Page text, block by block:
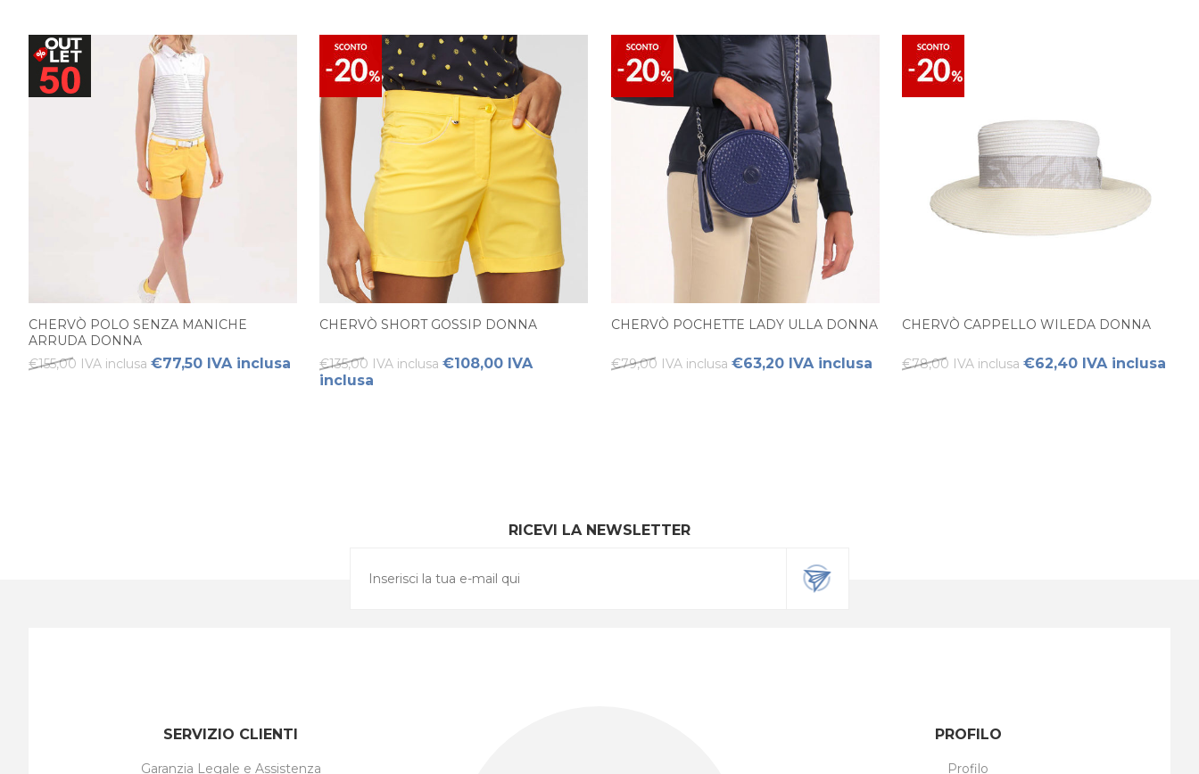
CHERVÒ POLO SENZA MANICHE
ARRUDA DONNA
€155,00 IVA inclusa €77,50 IVA inclusa
CHERVÒ SHORT GOSSIP DONNA
€135,00 IVA inclusa €108,00 IVA
inclusa
CHERVÒ POCHETTE LADY ULLA DONNA
€79,00 IVA inclusa €63,20 IVA inclusa
CHERVÒ CAPPELLO WILEDA DONNA
€78,00 IVA inclusa €62,40 IVA inclusa
RICEVI LA NEWSLETTER
SERVIZIO CLIENTI
Garanzia Legale e Assistenza
PROFILO
Profilo